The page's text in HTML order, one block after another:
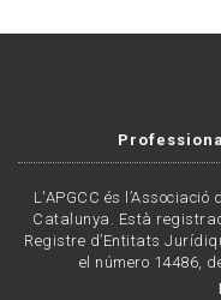
L'APGCC és
Catalunya. Està
Registre d’Entitats
el número 14486,